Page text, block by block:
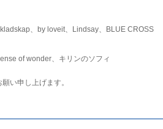
、by loveit、Lindsay、BLUE CROSS
of wonder、キリンのソフィ
い申し上げます。